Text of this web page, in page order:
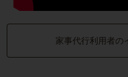
家事代行利用者の